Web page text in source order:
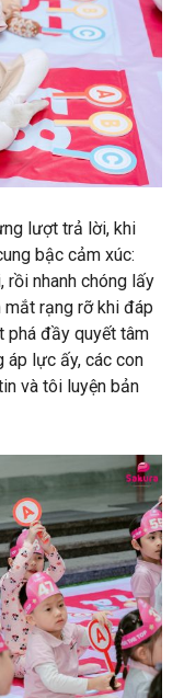
lượt trả lời, khi
bậc cảm xúc:
rồi nhanh chóng lấy
mắt rạng rỡ khi đáp
phá đầy quyết tâm
áp lực ấy, các con
và tôi luyện bản